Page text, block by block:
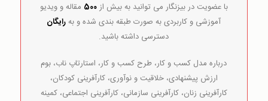
با عضویت در بیزنگار می توانید به بیش از500 مقاله و ویدیو
آموزشی و کاربردی به صورت طبقه بندی شده و بهرایگان
دسترسی داشته باشید.
درباره مدل کسب و کار، طرح کسب و کار، استارتاپ ناب، بوم
ارزش پیشنهادی، خلاقیت و نوآوری، کارآفرینی کودکان،
کارآفرینی زنان، کارآفرینی سازمانی، کارآفرینی اجتماعی، کمینه